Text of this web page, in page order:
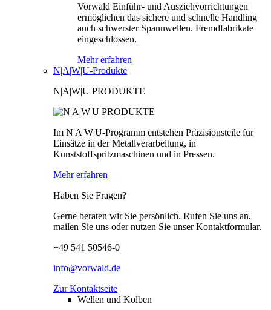
Vorwald Einführ- und Ausziehvorrichtungen
ermöglichen das sichere und schnelle Handling
auch schwerster Spannwellen. Fremdfabrikate
eingeschlossen.
Mehr erfahren
N|A|W|U-Produkte
N|A|W|U PRODUKTE
Im N|A|W|U-Programm entstehen Präzisionsteile für
Einsätze in der Metallverarbeitung, in
Kunststoffspritzmaschinen und in Pressen.
Mehr erfahren
Haben Sie Fragen?
Gerne beraten wir Sie persönlich. Rufen Sie uns an,
mailen Sie uns oder nutzen Sie unser Kontaktformular.
+49 541 50546-0
info@vorwald.de
Zur Kontaktseite
Wellen und Kolben